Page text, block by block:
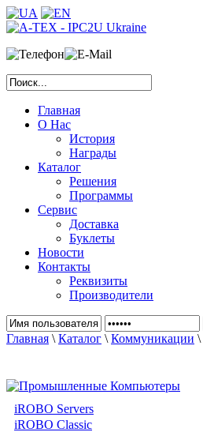
Главная
О Нас
История
Награды
Каталог
Решения
Программы
Сервис
Доставка
Буклеты
Новости
Контакты
Реквизиты
Производители
Главная \ Каталог \ Коммуникации \
iROBO Servers
iROBO Classic